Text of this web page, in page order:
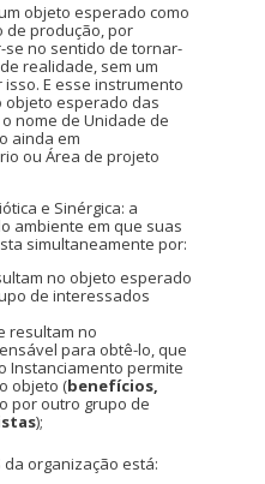
objeto esperado como
de produção, por
se no sentido de tornar-
realidade, sem um
E esse instrumento
objeto esperado das
nome de Unidade de
ainda em
ou Área de projeto
e Sinérgica: a
ambiente em que suas
simultaneamente por:
no objeto esperado
de interessados
resultam no
para obtê-lo, que
Instanciamento permite
objeto (benefícios,
por outro grupo de
);
organização está: